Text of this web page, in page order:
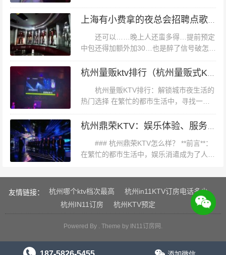
周到，让我和朋友们度过了一个难忘的夜晚。”这些真实的
反馈不仅证明了我们的实力与优势，也为我们赢得了良好
的口碑和信誉。 总之，杭州临平娱乐会所KTV以其独特的
魅力吸引了众多追求高品质娱乐体验的顾客。在这里您可
以尽情释放压力、享受音乐带来的快乐与放松。如果您正
在寻找一处理想的娱乐休闲场所不妨来杭州临平娱乐会所
KTV体验一番吧！
办会员～说是现在办有优惠曲库没有万达对
面那家全，设施还是很新的。音箱很好，歌
还可以……晚上人还蛮多得…提前预定
中包还得加额外加30…也是醉了信号破怎么
解决啊，每次去无服务也是醉了音响效果一
般，但是装修不错，蛮好的，来了很多次
杭州量贩KTV排行：解锁城市夜生活的
热门选择 在繁忙的都市生活中，寻找一处
释放压力、享受音乐与欢聚的场所，成为了
许多人夜晚的“小确幸”。杭州，这座历史悠
### 杭州鼎荣KTV怎么样？ **前言**：
在繁忙的都市生活中，娱乐消遣成为了人们
歌、聚会、放松于一体的绝佳场所，备受青
睐。今天，我们就...
友情链接： 杭州哪个ktv档次最高
杭州in11KTV订房电话多少
杭州IN11订房
杭州KTV预定
Powered By . Theme by IN11订房网 .